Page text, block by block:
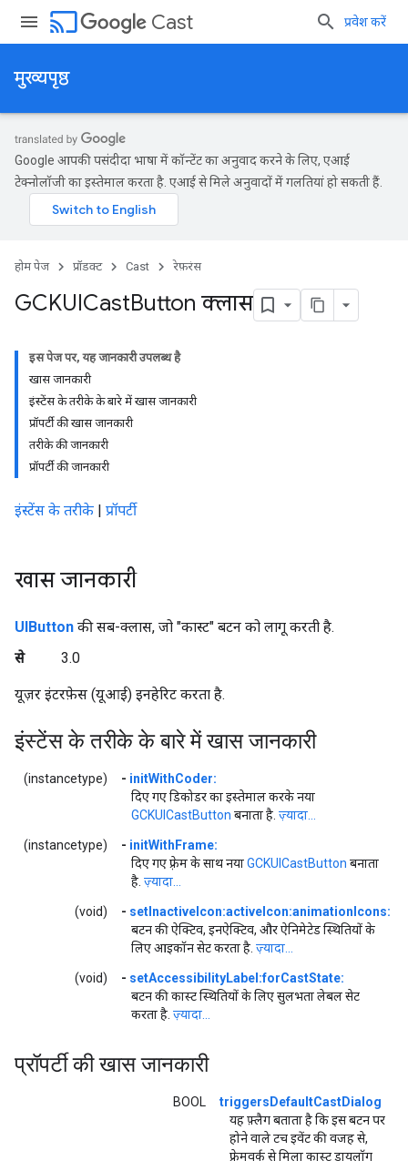
cast Cast प्रवेश करें
मुख्यपृष्ठ
Google आपकी पसंदीदा भाषा में कॉन्टेंट का अनुवाद करने के लिए, एआई
टेक्नोलॉजी का इस्तेमाल करता है. एआई से मिले अनुवादों में गलतियां हो सकती हैं.
होम पेज प्रॉडक्ट Cast रेफ़रंस
GCKUICastButton क्लास
इस पेज पर, यह जानकारी उपलब्ध है
खास जानकारी
इंस्टेंस के तरीके के बारे में खास जानकारी
प्रॉपर्टी की खास जानकारी
तरीके की जानकारी
प्रॉपर्टी की जानकारी
इंस्टेंस के तरीके | प्रॉपर्टी
खास जानकारी
UIButton की सब-क्लास, जो "कास्ट" बटन को लागू करती है.
से
3.0
यूज़र इंटरफ़ेस (यूआई) इनहेरिट करता है.
इंस्टेंस के तरीके के बारे में खास जानकारी
(instancetype) - initWithCoder:
दिए गए डिकोडर का इस्तेमाल करके नया
GCKUICastButton बनाता है. ज़्यादा...
(instancetype) - initWithFrame:
दिए गए फ़्रेम के साथ नयाGCKUICastButton बनाता
है. ज़्यादा...
(void) - setInactiveIcon:activeIcon:animationIcons:
बटन की ऐक्टिव, इनऐक्टिव, और ऐनिमेटेड स्थितियों के
लिए आइकॉन सेट करता है. ज़्यादा...
(void) - setAccessibilityLabel:forCastState:
बटन की कास्ट स्थितियों के लिए सुलभता लेबल सेट
करता है. ज़्यादा...
प्रॉपर्टी की खास जानकारी
BOOL
triggersDefaultCastDialog
यह फ़्लैग बताता है कि इस बटन पर
होने वाले टच इवेंट की वजह से,
फ़्रेमवर्क से मिला कास्ट डायलॉग